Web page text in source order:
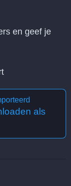
en geef je
als